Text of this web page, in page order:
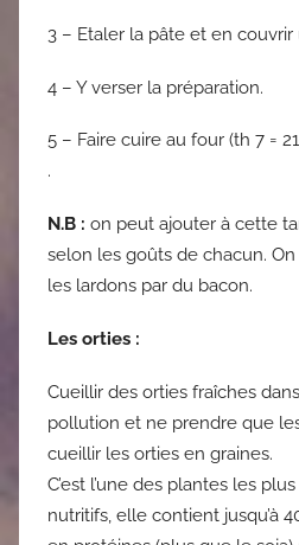
3 – Etaler la pâte et en
4 – Y verser la préparation.
5 – Faire cuire au four (th 7 =
.
N.B : on peut ajouter à cette
selon les goûts de chacun.
les lardons par du bacon.
Les orties :
Cueillir des orties fraîches
pollution et ne prendre que
cueillir les orties en graines.
C’est l’une des plantes les
nutritifs, elle contient jusqu’à